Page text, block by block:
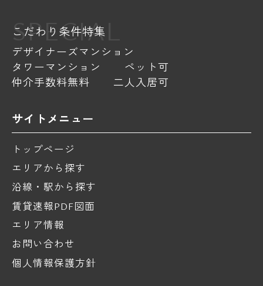
SPECIAL
こだわり条件特集
デザイナーズマンション
タワーマンション
ペット可
仲介手数料無料
二人入居可
サイトメニュー
トップページ
エリアから探す
沿線・駅から探す
賃貸速報PDF図面
エリア情報
お問い合わせ
個人情報保護方針